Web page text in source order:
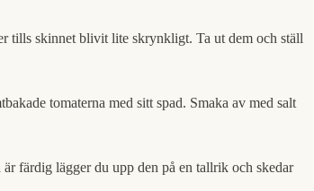
tills skinnet blivit lite skrynkligt. Ta ut dem och ställ
tomaterna med sitt spad. Smaka av med salt
färdig lägger du upp den på en tallrik och skedar